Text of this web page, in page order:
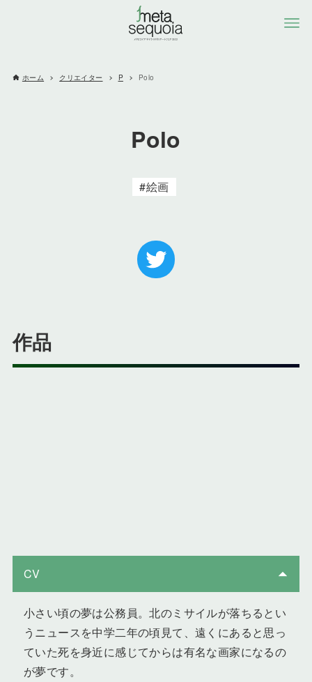
ホーム クリエイター P Polo
Polo
絵画
Twitter
作品
CV
小さい頃の夢は公務員。北のミサイルが落ちるとい
うニュースを中学二年の頃見て、遠くにあると思っ
ていた死を身近に感じてからは有名な画家になるの
が夢です。